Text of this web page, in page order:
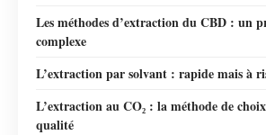
Les méthodes d’extraction du CBD : un
complexe
L’extraction par solvant : rapide mais à
L’extraction au CO₂ : la méthode de
qualité